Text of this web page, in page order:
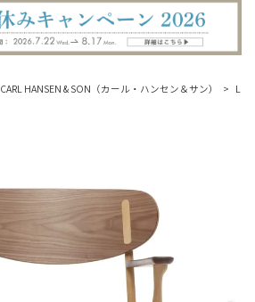
CARL HANSEN & SON（カール・ハンセン＆サン）